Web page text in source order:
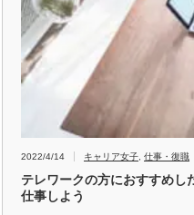
2022/4/14 キャリア女子 仕事・復職
テレワークの方におすすめし
仕事しよう